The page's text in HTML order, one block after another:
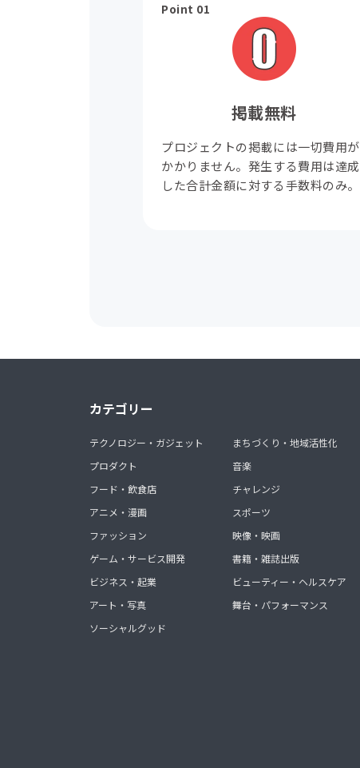
Point 01
掲載無料
プロジェクトの掲載には一切費用が
かかりません。発生する費用は達成
した合計金額に対する手数料のみ。
カテゴリー
テクノロジー・ガジェット
プロダクト
フード・飲食店
アニメ・漫画
ファッション
ゲーム・サービス開発
ビジネス・起業
アート・写真
ソーシャルグッド
まちづくり・地域活性化
音楽
チャレンジ
スポーツ
映像・映画
書籍・雑誌出版
ビューティー・ヘルスケア
舞台・パフォーマンス